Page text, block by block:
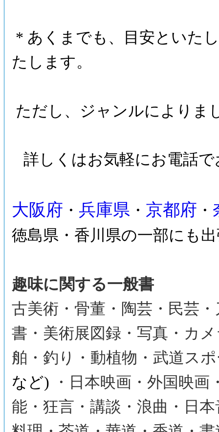
* あくまでも、目安といた
たします。
ただし、ジャンルによりま
詳しくはお気軽にお電話
大阪府 ・ 兵庫県 ・ 京都府 ・
徳島県・香川県の一部にも
趣味に関する一般書
古美術・骨董・陶芸・民芸
書・美術展図録・写真・カ
舶・釣り・動植物・武道ス
など)
・日本映画・外国映
能・狂言・講談・浪曲・日